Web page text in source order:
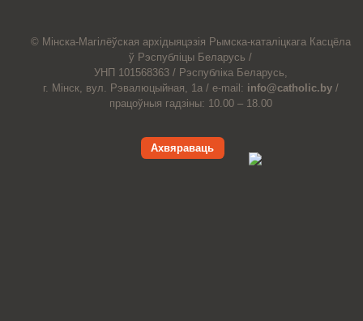
© Мiнска-Магiлёўская архiдыяцэзiя Рымска-каталіцкага Касцёла
ў Рэспубліцы Беларусь /
УНП 101568363 / Рэспубліка Беларусь,
г. Мінск, вул. Рэвалюцыйная, 1а / e-mail: info@catholic.by /
працоўныя гадзіны: 10.00 – 18.00
Ахвяраваць